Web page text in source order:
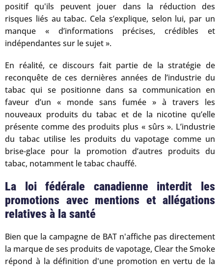
positif qu'ils peuvent jouer dans la réduction des
risques liés au tabac. Cela s’explique, selon lui, par un
manque « d’informations précises, crédibles et
indépendantes sur le sujet ».
En réalité, ce discours fait partie de la stratégie de
reconquête de ces dernières années de l’industrie du
tabac qui se positionne dans sa communication en
faveur d’un « monde sans fumée » à travers les
nouveaux produits du tabac et de la nicotine qu’elle
présente comme des produits plus « sûrs ». L’industrie
du tabac utilise les produits du vapotage comme un
brise-glace pour la promotion d’autres produits du
tabac, notamment le tabac chauffé.
La loi fédérale canadienne interdit les
promotions avec mentions et allégations
relatives à la santé
Bien que la campagne de BAT n'affiche pas directement
la marque de ses produits de vapotage, Clear the Smoke
répond à la définition d'une promotion en vertu de la